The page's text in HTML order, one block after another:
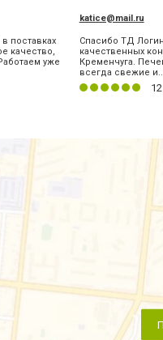
поставках
качество,
уже
katice@mail.ru
Спасибо ТД
качественных
Кременчуга.
всегда свежие и...
12